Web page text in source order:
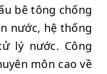
bê tông chống
nước, hệ thống
lý nước. Công
môn cao về